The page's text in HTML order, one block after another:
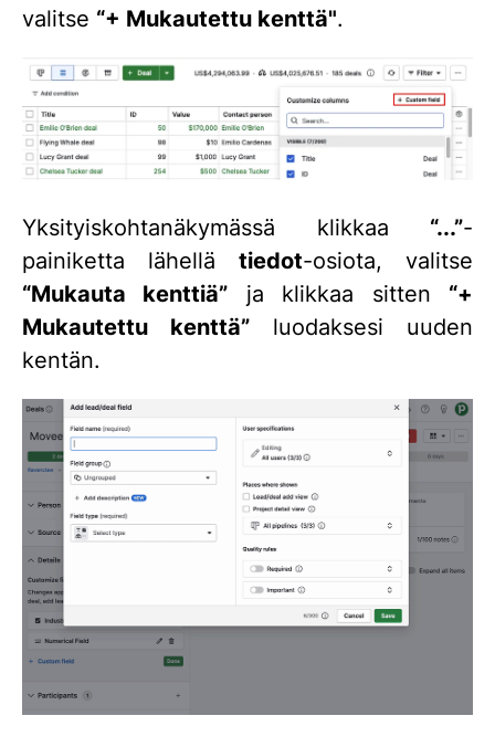
valitse “+ Mukautettu kenttä".
Yksityiskohtanäkymässä klikkaa “...”-
painiketta lähellä tiedot-osiota, valitse
“Mukauta kenttiä” ja klikkaa sitten “+
Mukautettu kenttä” luodaksesi uuden
kentän.